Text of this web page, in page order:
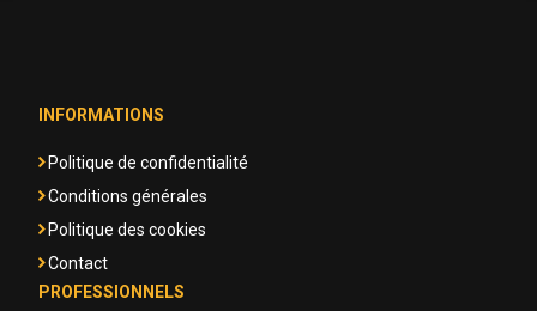
INFORMATIONS
Politique de confidentialité
Conditions générales
Politique des cookies
Contact
PROFESSIONNELS